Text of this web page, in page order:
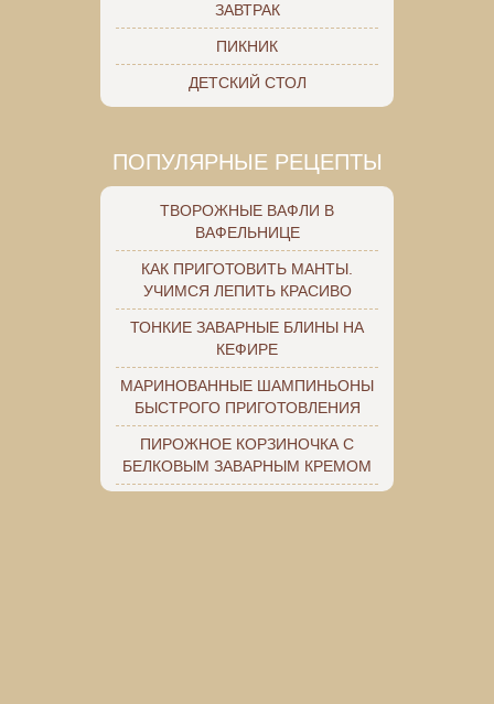
ЗАВТРАК
ПИКНИК
ДЕТСКИЙ СТОЛ
ПОПУЛЯРНЫЕ РЕЦЕПТЫ
ТВОРОЖНЫЕ ВАФЛИ В
ВАФЕЛЬНИЦЕ
КАК ПРИГОТОВИТЬ МАНТЫ.
УЧИМСЯ ЛЕПИТЬ КРАСИВО
ТОНКИЕ ЗАВАРНЫЕ БЛИНЫ НА
КЕФИРЕ
МАРИНОВАННЫЕ ШАМПИНЬОНЫ
БЫСТРОГО ПРИГОТОВЛЕНИЯ
ПИРОЖНОЕ КОРЗИНОЧКА С
БЕЛКОВЫМ ЗАВАРНЫМ КРЕМОМ